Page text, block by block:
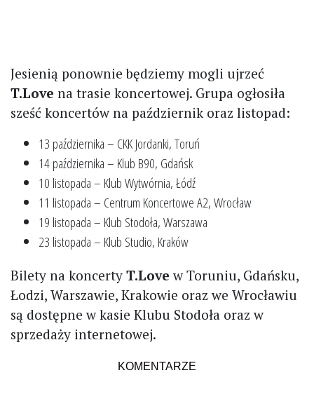
Jesienią ponownie będziemy mogli ujrzeć
T.Love na trasie koncertowej. Grupa ogłosiła
sześć koncertów na październik oraz listopad:
13 października – CKK Jordanki, Toruń
14 października – Klub B90, Gdańsk
10 listopada – Klub Wytwórnia, Łódź
11 listopada – Centrum Koncertowe A2, Wrocław
19 listopada – Klub Stodoła, Warszawa
23 listopada – Klub Studio, Kraków
Bilety na koncerty T.Love w Toruniu, Gdańsku,
Łodzi, Warszawie, Krakowie oraz we Wrocławiu
są dostępne w kasie Klubu Stodoła oraz w
sprzedaży internetowej.
KOMENTARZE